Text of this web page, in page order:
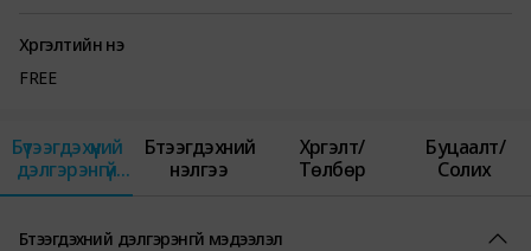
Хүргэлтийн үнэ
FREE
Бүтээгдэхүүний
дэлгэрэнгүй
мэдээлэл
Бүтээгдэхүүний
үнэлгээ
Хүргэлт/
Төлбөр
Буцаалт/
Солих
Бүтээгдэхүүний дэлгэрэнгүй мэдээлэл